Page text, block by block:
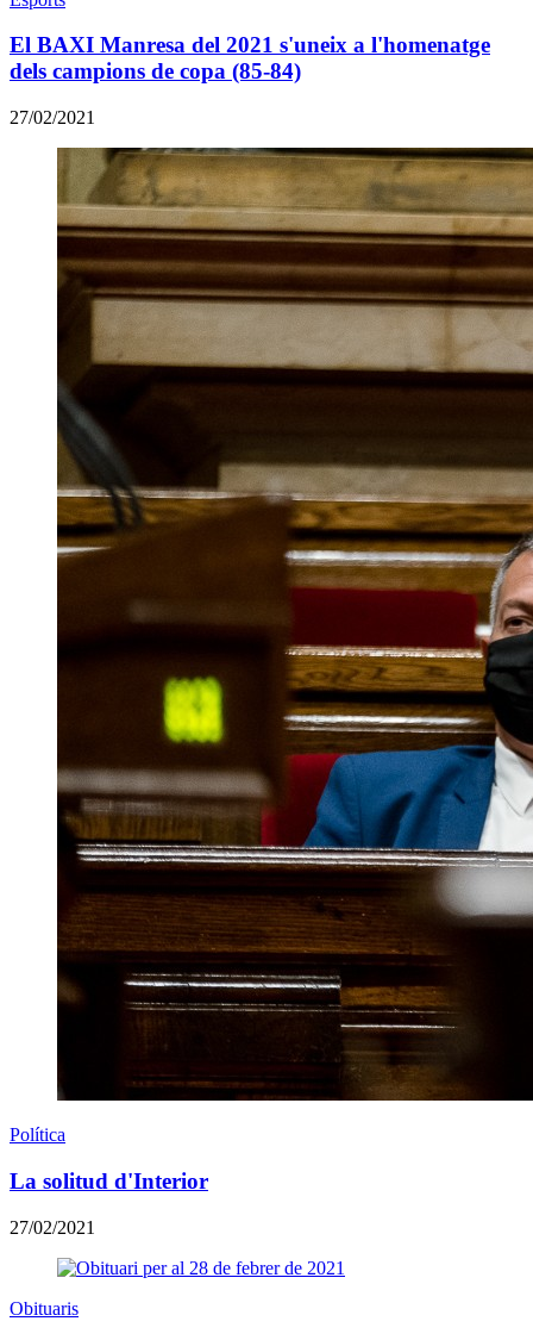
El BAXI Manresa del 2021 s'uneix a l'homenatge
dels campions de copa (85-84)
27/02/2021
Política
La solitud d'Interior
27/02/2021
Obituaris